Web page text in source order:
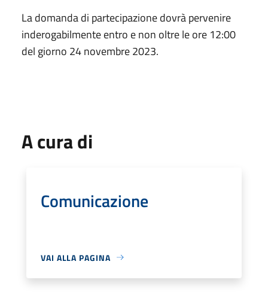
La domanda di partecipazione dovrà pervenire
inderogabilmente entro e non oltre le ore 12:00
del giorno 24 novembre 2023.
A cura di
Comunicazione
VAI ALLA PAGINA